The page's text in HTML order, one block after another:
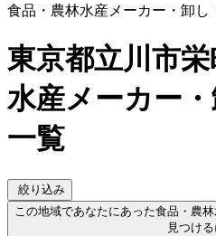
食品・農林水産メーカー・卸し
東京都立川市
水産メーカー
一覧
絞り込み
この地域であなたにあった食品・農
見つけ